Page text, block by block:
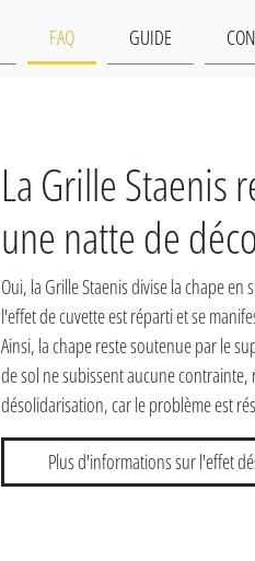
FAQ GUIDE
La Grille Staenis
une natte de
Oui, la Grille Staenis divise la chape en
l'effet de cuvette est réparti et se
Ainsi, la chape reste soutenue par le
de sol ne subissent aucune
désolidarisation, car le problème est
Plus d'informations sur l'effet